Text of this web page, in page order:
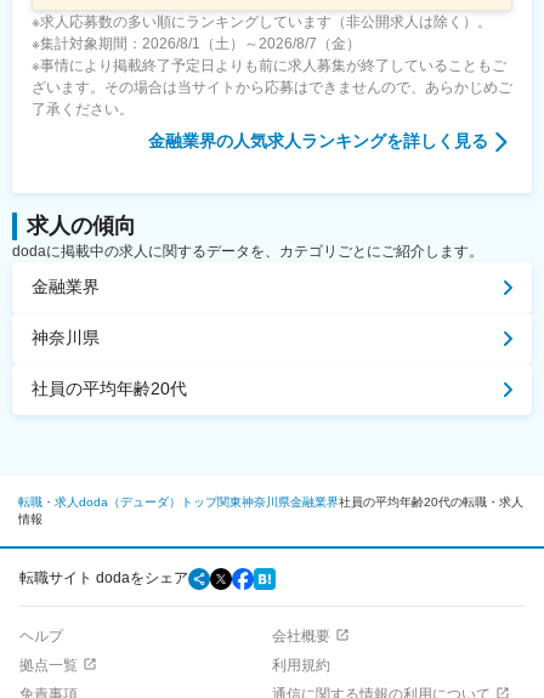
※求人応募数の多い順にランキングしています（非公開求人は除く）。
※集計対象期間：2026/8/1（土）～2026/8/7（金）
※事情により掲載終了予定日よりも前に求人募集が終了していることもご
ざいます。その場合は当サイトから応募はできませんので、あらかじめご
了承ください。
金融業界の人気求人ランキングを詳しく見る
求人の傾向
dodaに掲載中の求人に関するデータを、カテゴリごとにご紹介します。
金融業界
神奈川県
社員の平均年齢20代
転職・求人doda（デューダ）トップ関東神奈川県金融業界社員の平均年齢20代の転職・求人
情報
転職サイト dodaをシェア
ヘルプ
会社概要
拠点一覧
利用規約
免責事項
通信に関する情報の利用について